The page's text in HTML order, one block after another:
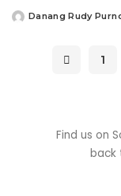
PostedDanang Rudy
1
Find us on
back